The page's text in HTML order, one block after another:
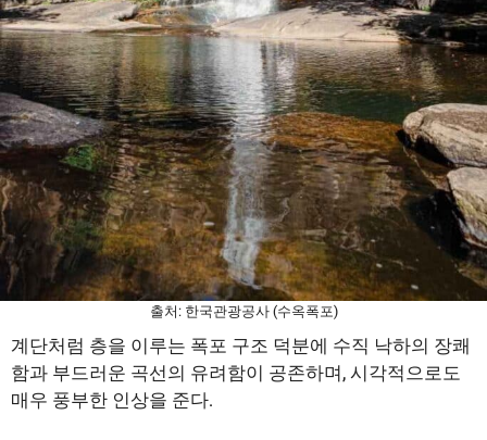
출처: 한국관광공사 (수옥폭포)
계단처럼 층을 이루는 폭포 구조 덕분에 수직 낙하의 장쾌
함과 부드러운 곡선의 유려함이 공존하며, 시각적으로도
매우 풍부한 인상을 준다.